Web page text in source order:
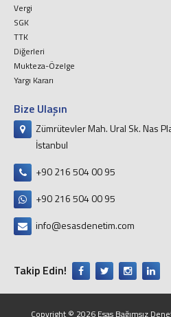
Vergi
SGK
TTK
Diğerleri
Mukteza-Özelge
Yargı Kararı
Bize Ulaşın
Zümrütevler Mah. Ural Sk. Nas
İstanbul
+90 216 504 00 95
+90 216 504 00 95
info@esasdenetim.com
Takip Edin!
Copyright © 2026 Esas Bağımsız